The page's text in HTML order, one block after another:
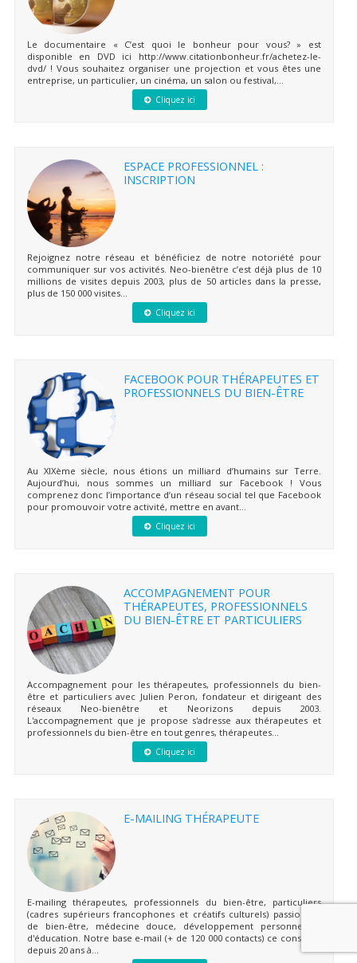
Le documentaire « C’est quoi le bonheur pour vous? » est
disponible en DVD ici http://www.citationbonheur.fr/achetez-le-
dvd/ ! Vous souhaitez organiser une projection et vous êtes une
entreprise, un particulier, un cinéma, un salon ou festival,...
Cliquez ici
ESPACE PROFESSIONNEL :
INSCRIPTION
Rejoignez notre réseau et bénéficiez de notre notoriété pour
communiquer sur vos activités. Neo-bienêtre c’est déjà plus de 10
millions de visites depuis 2003, plus de 50 articles dans la presse,
plus de 150 000 visites...
Cliquez ici
FACEBOOK POUR THÉRAPEUTES ET
PROFESSIONNELS DU BIEN-ÊTRE
Au XIXème siècle, nous étions un milliard d’humains sur Terre.
Aujourd’hui, nous sommes un milliard sur Facebook ! Vous
comprenez donc l’importance d’un réseau social tel que Facebook
pour promouvoir votre activité, mettre en avant...
Cliquez ici
ACCOMPAGNEMENT POUR
THÉRAPEUTES, PROFESSIONNELS
DU BIEN-ÊTRE ET PARTICULIERS
Accompagnement pour les thérapeutes, professionnels du bien-
être et particuliers avec Julien Peron, fondateur et dirigeant des
réseaux Neo-bienêtre et Neorizons depuis 2003.
L'accompagnement que je propose s'adresse aux thérapeutes et
professionnels du bien-être en tout genres, thérapeutes...
Cliquez ici
E-MAILING THÉRAPEUTE
E-mailing thérapeutes, professionnels du bien-être, particuliers
(cadres supérieurs francophones et créatifs culturels) passionnés
de bien-être, médecine douce, développement personnel et
d'éducation. Notre base e-mail (+ de 120 000 contacts) ce constitue
depuis 20 ans à...